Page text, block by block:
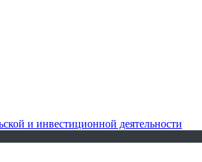
и инвестиционной деятельности